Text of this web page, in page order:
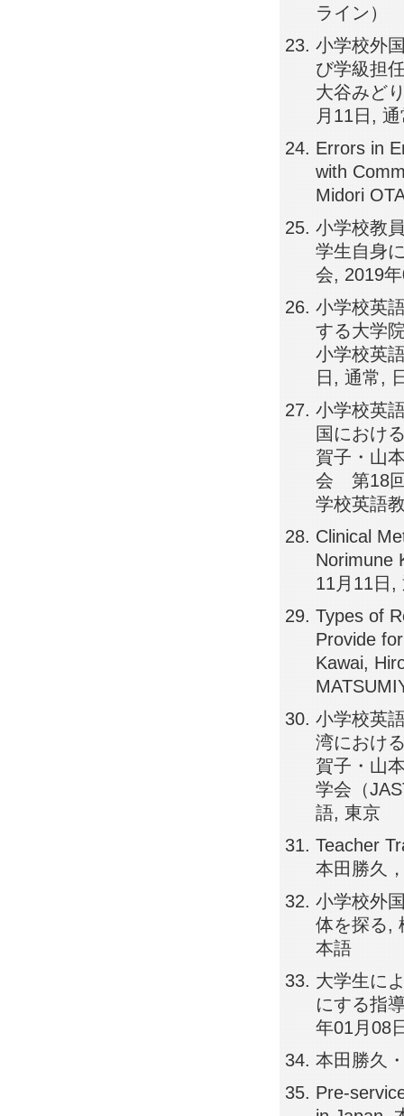
ライン）
小学校外
び学級担
大谷みど
月11日,
Errors in
with
Midori
小学校教
学生自身
会, 2019
小学校英
する大学
小学校英
日, 通常,
小学校英
国におけ
賀子・山
会 第18回
学校英語
Clinical
Norimune
11月11日,
Types of
Provide
Kawai,
小学校英
湾におけ
賀子・山
学会（
語, 東京
Teacher
本田勝久
小学校外
体を探る,
本語
大学生に
にする指
年01月08
本田勝久
Pre-